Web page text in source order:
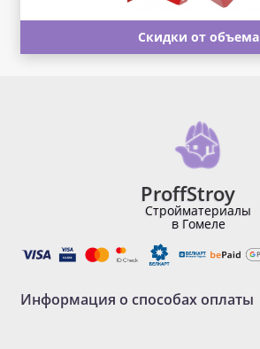
Скидки от объема
ProffStroy
Стройматериалы
в Гомеле
Информация о способах оплаты